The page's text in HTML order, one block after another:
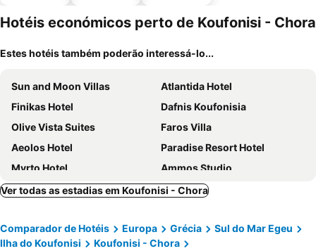
mento
Hotéis económicos perto de Koufonisi - Chora
Estes hotéis também poderão interessá-lo...
Sun and Moon Villas
Atlantida Hotel
Finikas Hotel
Dafnis Koufonisia
Olive Vista Suites
Faros Villa
Aeolos Hotel
Paradise Resort Hotel
Myrto Hotel
Ammos Studio
Koufonisia Hotel
Ocean Blue Villa
Ver todas as estadias em Koufonisi - Chora
Comparador de Hotéis Europa Grécia
Sul do Mar Egeu
Ilha do Koufonisi
Koufonisi - Chora